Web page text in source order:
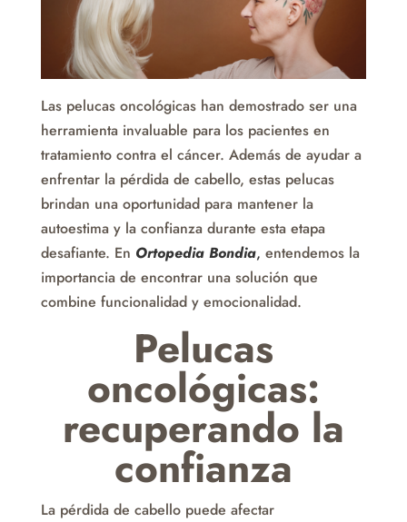
Las pelucas oncológicas han demostrado ser una
herramienta invaluable para los pacientes en
tratamiento contra el cáncer. Además de ayudar a
enfrentar la pérdida de cabello, estas pelucas
brindan una oportunidad para mantener la
autoestima y la confianza durante esta etapa
desafiante. En Ortopedia Bondia, entendemos la
importancia de encontrar una solución que
combine funcionalidad y emocionalidad.
Pelucas
oncológicas:
recuperando la
confianza
La pérdida de cabello puede afectar